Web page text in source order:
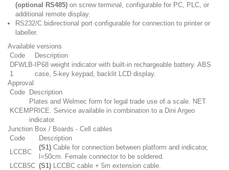
(optional RS485) on screw terminal, configurable for PC, PLC, or
additional remote display.
RS232/C bidirectional port configurable for connection to printer or
labeller.
Available versions
Code
Description
DFWLB-
1
IP68 weight indicator with built‐in rechargeable battery. ABS
case, 5‐key keypad, backlit LCD display.
Approval
Code Description
KCEM
Plates and Welmec form for legal trade use of a scale. NET
PRICE. Service available in combination to a Dini Argeo
indicator.
Junction Box / Boards - Cell cables
Code
Description
LCCBC
(S1) Cable for connection between platform and indicator,
l=50cm. Female connector to be soldered.
LCCB5C (S1) LCCBC cable + 5m extension cable.